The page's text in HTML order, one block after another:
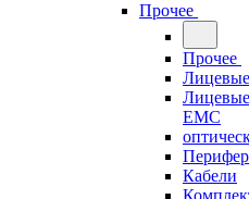
Прочее
Прочее
Лицевые
EMC
Кабели